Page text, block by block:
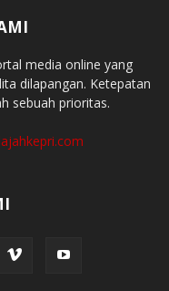
media online yang
dilapangan. Ketepatan
sebuah prioritas.